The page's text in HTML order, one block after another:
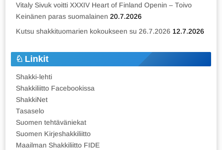
Vitaly Sivuk voitti XXXIV Heart of Finland Openin – Toivo
Keinänen paras suomalainen 20.7.2026
Kutsu shakkituomarien kokoukseen su 26.7.2026 12.7.2026
Linkit
Shakki-lehti
Shakkiliitto Facebookissa
ShakkiNet
Tasaselo
Suomen tehtäväniekat
Suomen Kirjeshakkiliitto
Maailman Shakkiliitto FIDE